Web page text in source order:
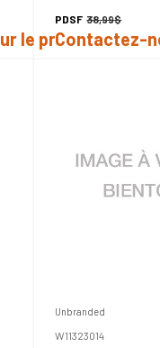
le prix
PDSF 38,99$
Contactez-
Unbranded
W11323014